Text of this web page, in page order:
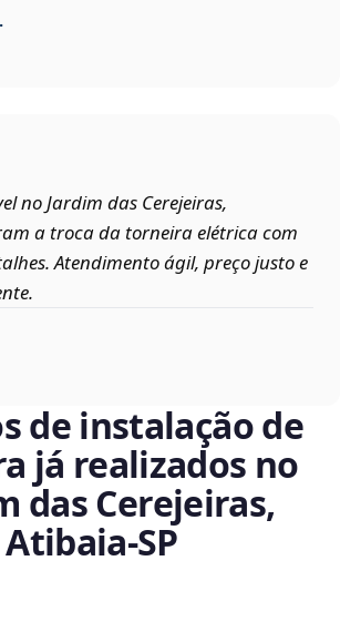
no Jardim das Cerejeiras,
a troca da torneira elétrica com
Atendimento ágil, preço justo e
de instalação de
já realizados no
das Cerejeiras,
Atibaia‑SP